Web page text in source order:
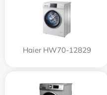
Haier HW70-12829